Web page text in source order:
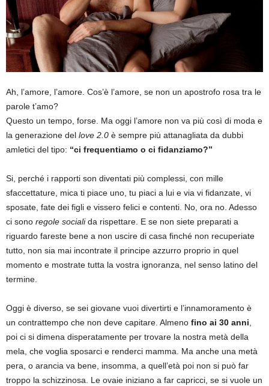
Ah, l’amore, l’amore. Cos’è l’amore, se non un apostrofo rosa tra le
parole t’amo?
Questo un tempo, forse. Ma oggi l’amore non va più così di moda e
la generazione del love 2.0 è sempre più attanagliata da dubbi
amletici del tipo: “ci frequentiamo o ci fidanziamo?”
Si, perché i rapporti son diventati più complessi, con mille
sfaccettature, mica ti piace uno, tu piaci a lui e via vi fidanzate, vi
sposate, fate dei figli e vissero felici e contenti. No, ora no. Adesso
ci sono regole socialida rispettare. E se non siete preparati a
riguardo fareste bene a non uscire di casa finché non recuperiate
tutto, non sia mai incontrate il principe azzurro proprio in quel
momento e mostrate tutta la vostra ignoranza, nel senso latino del
termine.
Oggi è diverso, se sei giovane vuoi divertirti e l’innamoramento è
un contrattempo che non deve capitare. Almeno fino ai 30 anni
poi ci si dimena disperatamente per trovare la nostra metà della
mela, che voglia sposarci e renderci mamma. Ma anche una metà
pera, o arancia va bene, insomma, a quell’età poi non si può far
troppo la schizzinosa. Le ovaie iniziano a far capricci, se si vuole un